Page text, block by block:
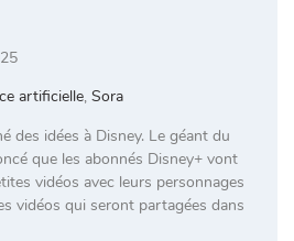
artificielle, Sora
des idées à Disney. Le géant du
que les abonnés Disney+ vont
vidéos avec leurs personnages
vidéos qui seront partagées dans